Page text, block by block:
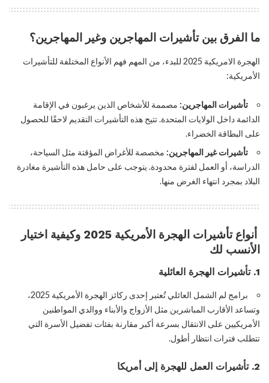
ما الفرق بين تأشيرات المهاجرين وغير المهاجرين؟
الهجرة الامريكية 2025 للبدء، من المهم فهم الأنواع المختلفة للتأشيرات
الأمريكية:
تأشيرات المهاجرين: مصممة للأشخاص الذين يرغبون في الإقامة
الدائمة داخل الولايات المتحدة. تتيح هذه التأشيرات التقديم لاحقًا للحصول
على البطاقة الخضراء.
تأشيرات غير المهاجرين: مخصصة للأغراض المؤقتة مثل السياحة،
الدراسة، أو العمل لفترة محدودة. يتوجب على حامل هذه التأشيرة مغادرة
البلاد بمجرد انتهاء الغرض منها.
أنواع تأشيرات الهجرة الأمريكية 2025 وكيفية اختيار
الأنسب لك
1. تأشيرات الهجرة العائلية
برامج لم الشمل العائلي تُعتبر إحدى ركائز الهجرة الأمريكية 2025،
وتساعد الأقارب المباشرين مثل الأزواج والأبناء ووالدي المواطنين
الأمريكيين على الانتقال بسرعة أكبر مقارنة بفئات تفضيل الأسرة التي
تتطلب فترات انتظار أطول.
2. تأشيرات العمل للهجرة إلى أمريكا